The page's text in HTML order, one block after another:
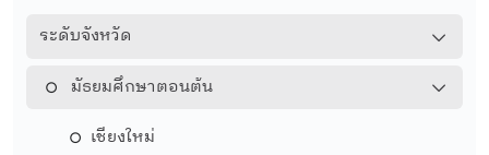
ระดับจังหวัด
มัธยมศึกษาตอนต้น
เชียงใหม่